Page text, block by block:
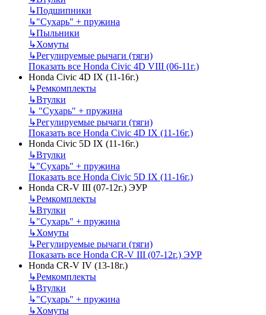
↳Подшипники
↳"Сухарь" + пружина
↳Пыльники
↳Хомуты
↳Регулируемые рычаги (тяги)
Показать все Honda Civic 4D VIII (06-11г.)
Honda Civic 4D IX (11-16г.)
↳Ремкомплекты
↳Втулки
↳ "Сухарь" + пружина
↳Регулируемые рычаги (тяги)
Показать все Honda Civic 4D IX (11-16г.)
Honda Civic 5D IX (11-16г.)
↳Втулки
↳"Сухарь" + пружина
Показать все Honda Civic 5D IX (11-16г.)
Honda CR-V III (07-12г.) ЭУР
↳Ремкомплекты
↳Втулки
↳"Сухарь" + пружина
↳Хомуты
↳Регулируемые рычаги (тяги)
Показать все Honda CR-V III (07-12г.) ЭУР
Honda CR-V IV (13-18г.)
↳Ремкомплекты
↳Втулки
↳"Сухарь" + пружина
↳Хомуты